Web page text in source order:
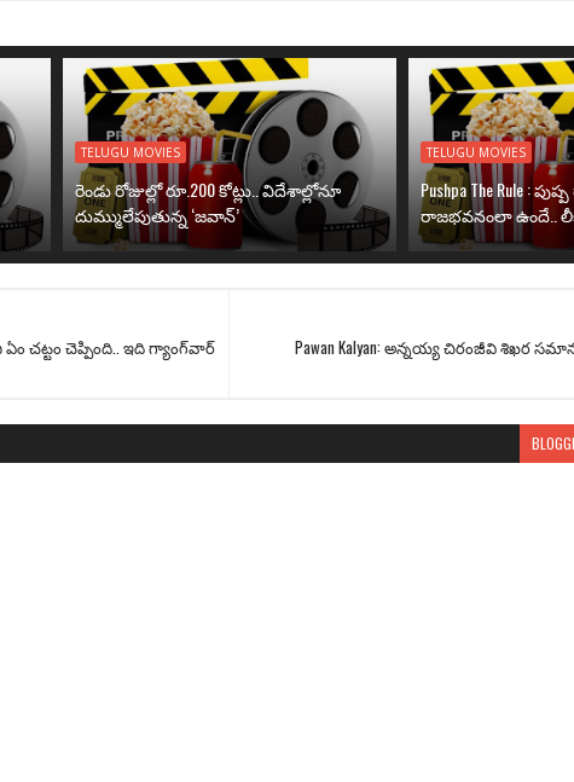
TELUGU MOVIES
రెండు రోజుల్లో రూ.200 కోట్లు.. విదేశాల్లోనూ
దుమ్ములేపుతున్న ‘జవాన్’
TELUGU MOVIES
Pushpa The Rule :
రాజభవనంలా ఉందే..
Pawan Kalyan: అన్నయ్య చిరంజీవి శిఖర
ఏం చట్టం చెప్పింది.. ఇది గ్యాంగ్‌వార్